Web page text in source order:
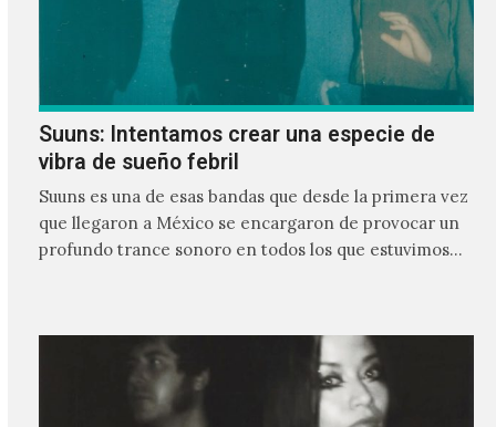
Suuns: Intentamos crear una especie de
vibra de sueño febril
Suuns es una de esas bandas que desde la primera vez
que llegaron a México se encargaron de provocar un
profundo trance sonoro en todos los que estuvimos